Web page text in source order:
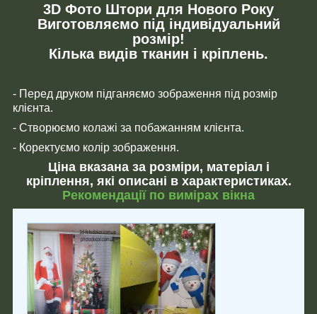
3D Фото Штори для Нового Року
Виготовляємо під індивідуальний
розмір!
Кілька видів тканин і кріплень.
- Перед друком підганяємо зображення під розмір
клієнта.
- Створюємо колажі за побажанням клієнта.
- Коректуємо колір зображення.
Ціна вказана за розміри, матеріал і
кріплення, які описані в характеристиках.
Рекомендації по вимірах вікна